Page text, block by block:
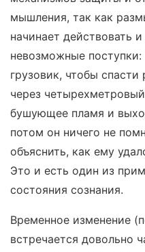
мышления, так как
начинает действовать
невозможные
грузовик, чтобы спасти
через
бушующее пламя и
потом он ничего не
объяснить, как ему
Это и есть один из
состояния сознания.
Временное изменение
встречается довольно